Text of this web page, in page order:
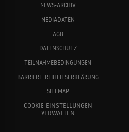
NEWS-ARCHIV
MEDIADATEN
AGB
DATENSCHUTZ
TEILNAHMEBEDINGUNGEN
BARRIEREFREIHEITSERKLÄRUNG
SITEMAP
COOKIE-EINSTELLUNGEN
VERWALTEN